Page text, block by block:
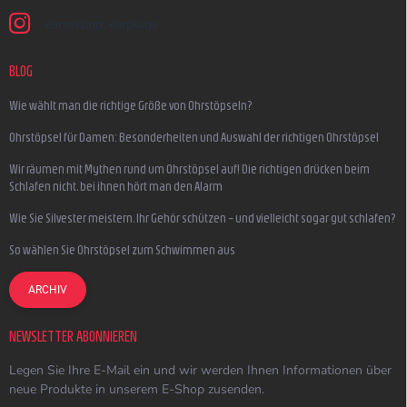
earmazing_earplugs
BLOG
Wie wählt man die richtige Größe von Ohrstöpseln?
Ohrstöpsel für Damen: Besonderheiten und Auswahl der richtigen Ohrstöpsel
Wir räumen mit Mythen rund um Ohrstöpsel auf! Die richtigen drücken beim
Schlafen nicht, bei ihnen hört man den Alarm
Wie Sie Silvester meistern, Ihr Gehör schützen – und vielleicht sogar gut schlafen?
So wählen Sie Ohrstöpsel zum Schwimmen aus
ARCHIV
NEWSLETTER ABONNIEREN
Legen Sie Ihre E-Mail ein und wir werden Ihnen Informationen über
neue Produkte in unserem E-Shop zusenden.